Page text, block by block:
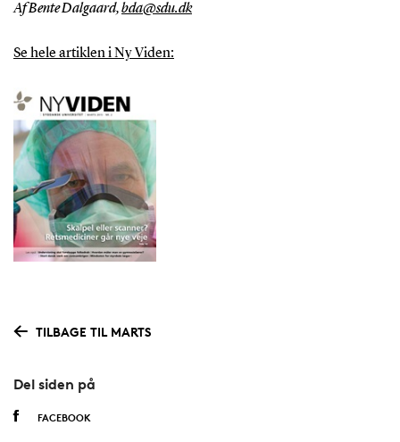
Af Bente Dalgaard,bda@sdu.dk
Se hele artiklen i Ny Viden:
TILBAGE TIL MARTS
Del siden på
FACEBOOK